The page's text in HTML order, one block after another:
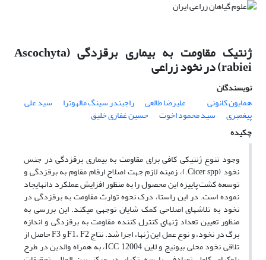
ژنتیک مقاومت به بیماری برق‎زدگی (Ascochyta
rabiei) در نخود زراعی
نویسندگان
همایون کانونی
علیرضا طالعی راجیندر سینگ مالهوترا سید علی
پیغمبری سید محمود اخوت
حسین غفاری خلیق
چکیده
وجود تنوع ژنتیکی کافی برای مقاومت به بیماری برق‎زدگی در جنس
نخود (Cicer spp.)، زمینه لازم جهت اصلاح ارقام مقاوم به برق‎زدگی و
توسعه کشت پاییزه این محصول را به منظور افزایش عملکرد دانه‎ایجاد
نموده است. در این راستا، درک نحوه توارث مقاومت به برق‎زدگی در
نخود به تلاش‎های اصلاحی کمک شایان توجهی می‎کند. این بررسی به
منظور تعیین تعداد ژن‎های کنترل کننده مقاومت به برق‎زدگی و اندازه
برگ در نخود، و نوع عمل این ژن‎ها، اجرا شد. نتاج F1، F2 و F3 حاصل از
تلاقی نخود محلی بیونیج و لاین ICC 12004، به همراه والدین در طرح